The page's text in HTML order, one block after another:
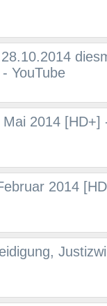
YouTube
2014 [HD+]
2014